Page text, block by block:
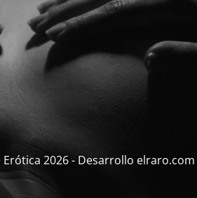
2026 - Desarrollo elraro.com